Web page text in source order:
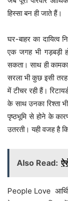
हिस्सा बन ही जाते हैं।
घर-बाहर का दायित्व
एक जगह भी गड़बड़ी
सकता। साथ ही
सरला भी कुछ इसी
में टीचर रही हैं।
के साथ उनका रिश्ता
पृष्ठभूमि से होने के
उतरती। यही वजह है
Also Read:
People Love